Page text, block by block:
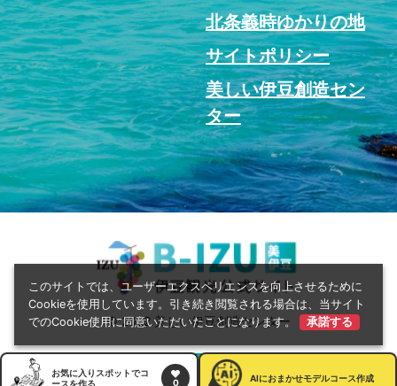
このサイトでは、ユーザーエクスペリエンスを向上させるために
Cookieを使用しています。引き続き閲覧される場合は、当サイト
でのCookie使用に同意いただいたことになります。
承諾する
お気に入りスポットでコ
ースを作る
0 AIにおまかせモデルコース作成
北条義時ゆかりの地
サイトポリシー
美しい伊豆創造セン
ター
© 2022 美しい伊豆創造センター